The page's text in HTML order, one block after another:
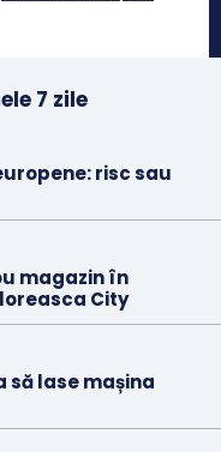
7 zile
risc sau
magazin în
City
să lase mașina